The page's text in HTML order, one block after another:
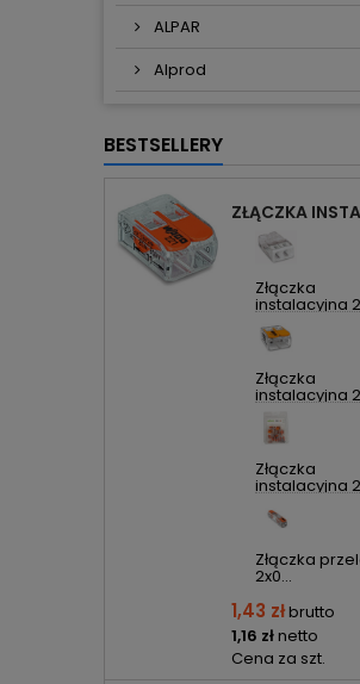
ALPAR
Alprod
BESTSELLERY
Złączka
instalacyjna
Złączka
instalacyjna
Złączka
instalacyjna
Złączka
2x0...
1,43 złbrutto
1,16 złnetto
Cena za szt.